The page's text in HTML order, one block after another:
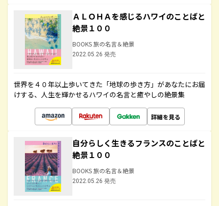
ＡＬＯＨＡを感じるハワイのことばと
絶景１００
BOOKS 旅の名言＆絶景
2022.05.26 発売
世界を４０年以上歩いてきた「地球の歩き方」があなたにお届
けする、人生を輝かせるハワイの名言と癒やしの絶景集
詳細を見る
自分らしく生きるフランスのことばと
絶景１００
BOOKS 旅の名言＆絶景
2022.05.26 発売